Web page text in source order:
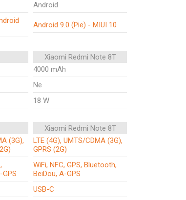
Android
Android 9.0 (Pie) - MIUI 10
Xiaomi Redmi Note 8T
4000 mAh
Ne
18 W
Xiaomi Redmi Note 8T
(3G),
LTE (4G), UMTS/CDMA (3G),
GPRS (2G)
WiFi, NFC, GPS, Bluetooth,
BeiDou, A-GPS
USB-C